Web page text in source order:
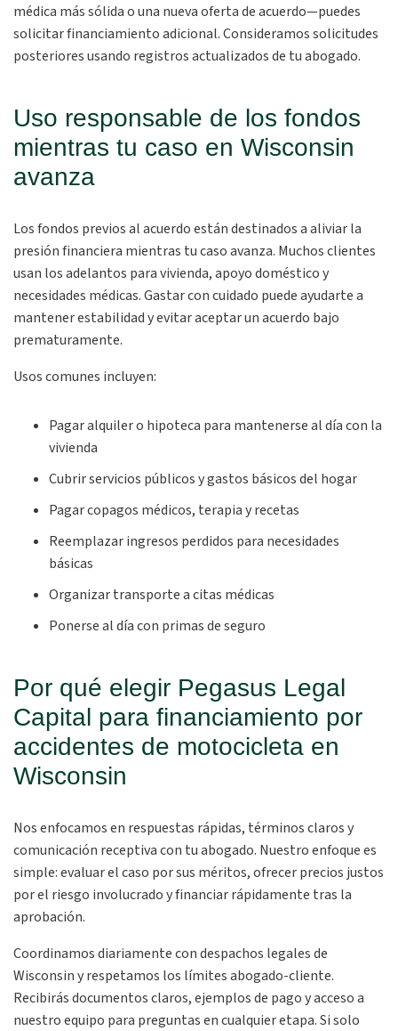
médica más sólida o una nueva oferta de acuerdo—puedes
solicitar financiamiento adicional. Consideramos solicitudes
posteriores usando registros actualizados de tu abogado.
Uso responsable de los fondos
mientras tu caso en Wisconsin
avanza
Los fondos previos al acuerdo están destinados a aliviar la
presión financiera mientras tu caso avanza. Muchos clientes
usan los adelantos para vivienda, apoyo doméstico y
necesidades médicas. Gastar con cuidado puede ayudarte a
mantener estabilidad y evitar aceptar un acuerdo bajo
prematuramente.
Usos comunes incluyen:
Pagar alquiler o hipoteca para mantenerse al día con la
vivienda
Cubrir servicios públicos y gastos básicos del hogar
Pagar copagos médicos, terapia y recetas
Reemplazar ingresos perdidos para necesidades
básicas
Organizar transporte a citas médicas
Ponerse al día con primas de seguro
Por qué elegir Pegasus Legal
Capital para financiamiento por
accidentes de motocicleta en
Wisconsin
Nos enfocamos en respuestas rápidas, términos claros y
comunicación receptiva con tu abogado. Nuestro enfoque es
simple: evaluar el caso por sus méritos, ofrecer precios justos
por el riesgo involucrado y financiar rápidamente tras la
aprobación.
Coordinamos diariamente con despachos legales de
Wisconsin y respetamos los límites abogado-cliente.
Recibirás documentos claros, ejemplos de pago y acceso a
nuestro equipo para preguntas en cualquier etapa. Si solo